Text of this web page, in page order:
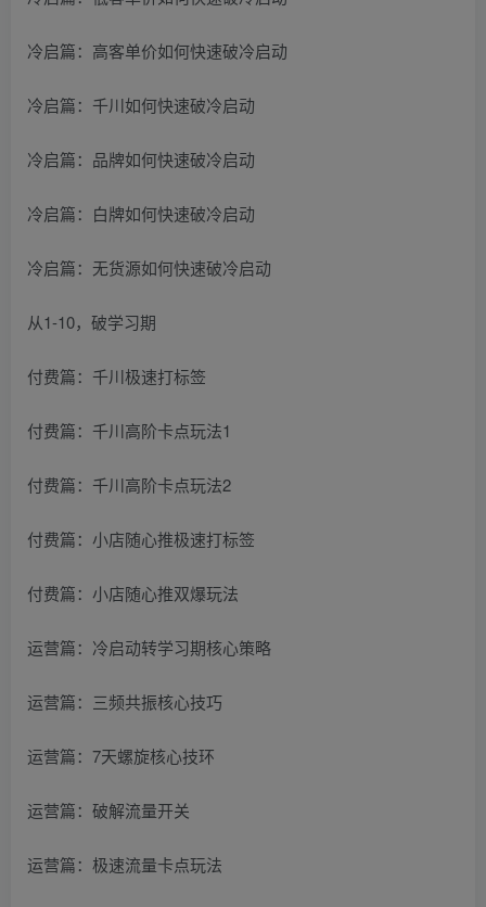
冷启篇：高客单价如何快速破冷启动
冷启篇：千川如何快速破冷启动
冷启篇：品牌如何快速破冷启动
冷启篇：白牌如何快速破冷启动
冷启篇：无货源如何快速破冷启动
从1-10，破学习期
付费篇：千川极速打标签
付费篇：千川高阶卡点玩法1
付费篇：千川高阶卡点玩法2
付费篇：小店随心推极速打标签
付费篇：小店随心推双爆玩法
运营篇：冷启动转学习期核心策略
运营篇：三频共振核心技巧
运营篇：7天螺旋核心技环
运营篇：破解流量开关
运营篇：极速流量卡点玩法